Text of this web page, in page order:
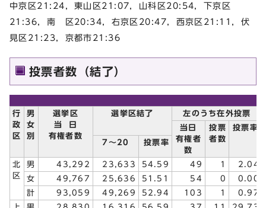
中京区21:24，東山区21:07，山科区20:54，下京区
21:36，南 区20:34，右京区20:47，西京区21:11，伏
見区21:23，京都市21:36
投票者数（結了）
行
政
区
男
女
別
選挙区
当
日
有権者数
選挙区結了
左のうち在外投票
当日
有権者
数
投票
者数
投票率
7～20
投票率
北
区
男 43,292 23,633 54.59 49 1
2.04
女
49,767 25,636 51.51 54 0
0.00
計
93,059 49,269 52.94 103 1
0.97